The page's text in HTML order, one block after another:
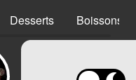
Desserts Boissons